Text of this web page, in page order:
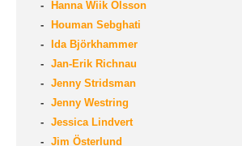
Hanna Wiik Olsson
Houman Sebghati
Ida Björkhammer
Jan-Erik Richnau
Jenny Stridsman
Jenny Westring
Jessica Lindvert
Jim Österlund